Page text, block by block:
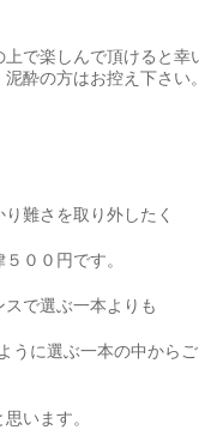
上で楽しんで頂けると幸
酔の方はお控え下さい。
難さを取り外したく
００円です。
で選ぶ一本よりも
うに選ぶ一本の中から
います。